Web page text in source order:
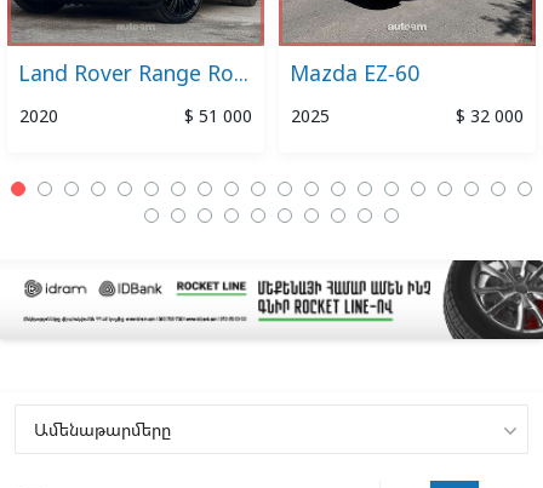
Land Rover Range Rover
2020 $ 51 000
Mazda EZ-60
2025 $ 32 000